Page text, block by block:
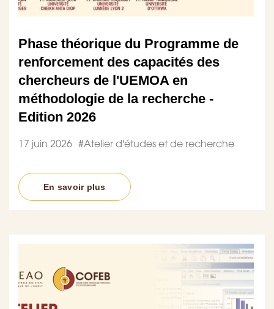
Phase théorique du Programme de
renforcement des capacités des
chercheurs de l'UEMOA en
méthodologie de la recherche -
Edition 2026
17 juin 2026 #Atelier d'études et de recherche
En savoir plus